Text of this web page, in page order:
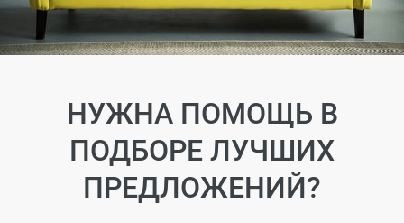
НУЖНА ПОМОЩЬ В
ПОДБОРЕ ЛУЧШИХ
ПРЕДЛОЖЕНИЙ?